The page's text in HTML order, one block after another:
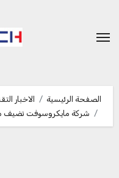
المحتوى
الصفحة الرئيسية
الاخبار
شركة مايكروسوفت تضيف